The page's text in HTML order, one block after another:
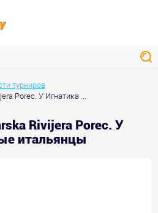
турниров
Porec. У Игнатика ...
Rivijera Porec. У
итальянцы